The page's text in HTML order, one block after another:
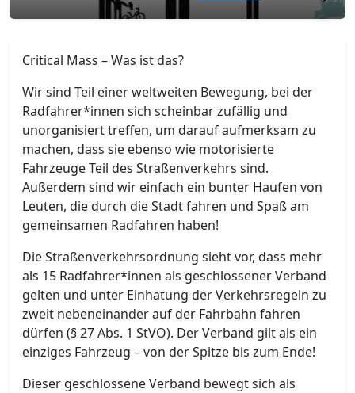
Critical Mass – Was ist das?
Wir sind Teil einer weltweiten Bewegung, bei der
Radfahrer*innen sich scheinbar zufällig und
unorganisiert treffen, um darauf aufmerksam zu
machen, dass sie ebenso wie motorisierte
Fahrzeuge Teil des Straßenverkehrs sind.
Außerdem sind wir einfach ein bunter Haufen von
Leuten, die durch die Stadt fahren und Spaß am
gemeinsamen Radfahren haben!
Die Straßenverkehrsordnung sieht vor, dass mehr
als 15 Radfahrer*innen als geschlossener Verband
gelten und unter Einhatung der Verkehrsregeln zu
zweit nebeneinander auf der Fahrbahn fahren
dürfen (§ 27 Abs. 1 StVO). Der Verband gilt als ein
einziges Fahrzeug – von der Spitze bis zum Ende!
Dieser geschlossene Verband bewegt sich als